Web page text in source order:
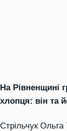
На Рівненщині
хлопця: він та
Стрільчук Ольга